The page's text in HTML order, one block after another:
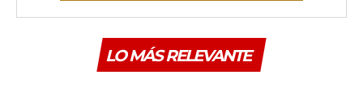
LO MÁS RELEVANTE